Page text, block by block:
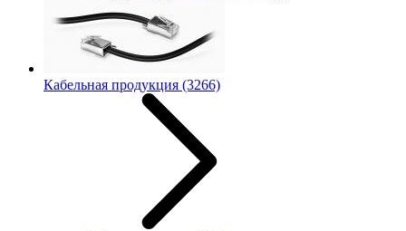
Кабельная продукция (3266)